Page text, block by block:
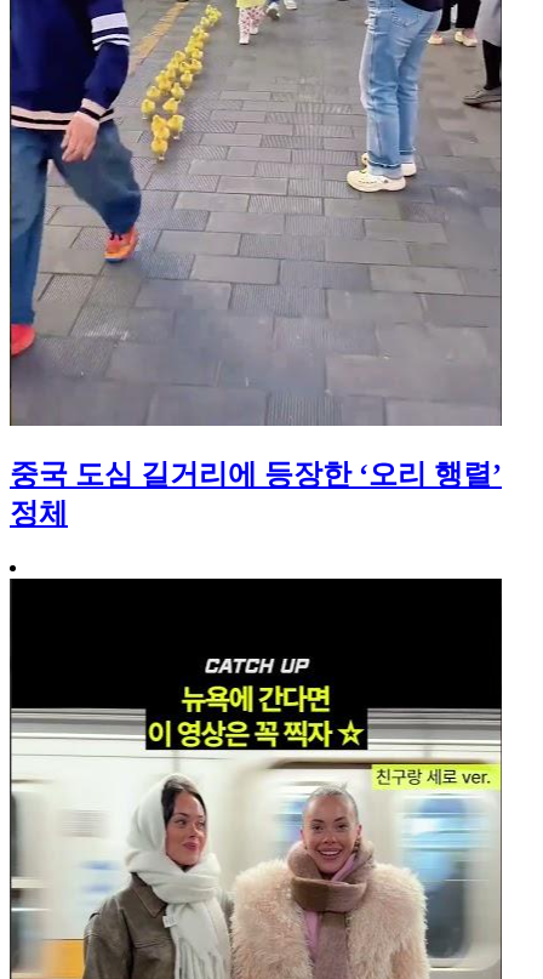
중국 도심 길거리에 등장한 ‘오리 행렬’
정체